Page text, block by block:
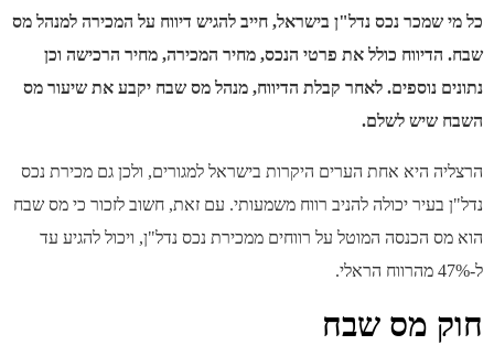
נכס נדל"ן בישראל, חייב להגיש דיווח על המכירה למנהל מס
כולל את פרטי הנכס, מחיר המכירה, מחיר הרכישה וכן
נוספים. לאחר קבלת הדיווח, מנהל מס שבח יקבע את שיעור מס
שיש לשלם.
היא אחת הערים היקרות בישראל למגורים, ולכן גם מכירת נכס
יכולה להניב רווח משמעותי. עם זאת, חשוב לזכור כי מס שבח
הכנסה המוטל על רווחים ממכירת נכס נדל"ן, ויכול להגיע עד
מס שבח